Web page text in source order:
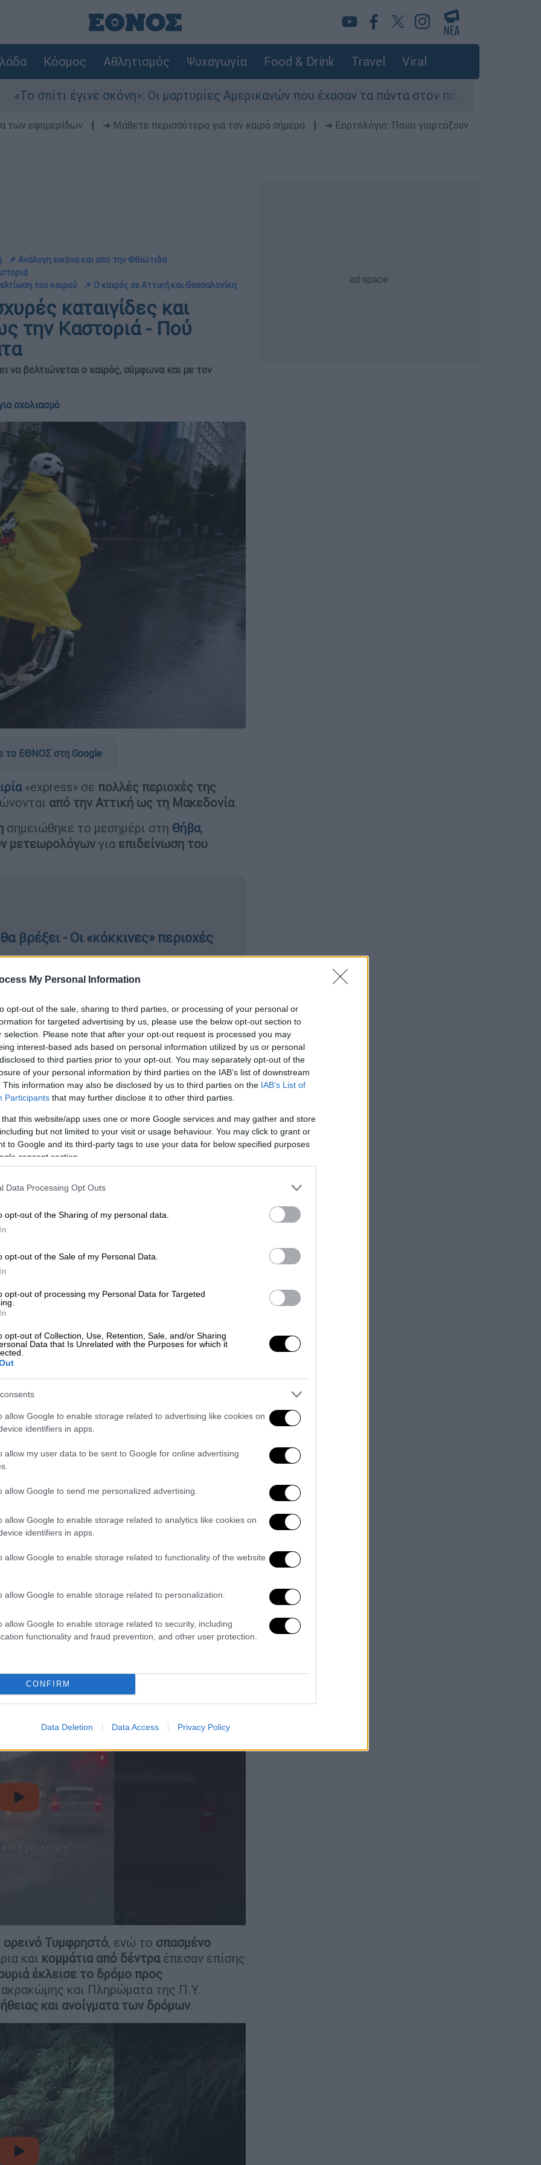
My Personal Information
opt-out of the sale, sharing to third parties, or processing of your personal or
for targeted advertising by us, please use the below opt-out section to
selection. Please note that after your opt-out request is processed you may
interest-based ads based on personal information utilized by us or personal
to third parties prior to your opt-out. You may separately opt-out of the
of your personal information by third parties on the IAB’s list of downstream
This information may also be disclosed by us to third parties on the IAB’s List of
Participants that may further disclose it to other third parties.
that this website/app uses one or more Google services and may gather and store
but not limited to your visit or usage behaviour. You may click to grant or
to Google and its third-party tags to use your data for below specified purposes
consent section.
Data Processing Opt Outs
opt-out of the Sharing of my personal data.
opt-out of the Sale of my Personal Data.
opt-out of processing my Personal Data for Targeted
opt-out of Collection, Use, Retention, Sale, and/or Sharing
Data that Is Unrelated with the Purposes for which it
allow Google to enable storage related to advertising like cookies on
identifiers in apps.
allow my user data to be sent to Google for online advertising
allow Google to send me personalized advertising.
allow Google to enable storage related to analytics like cookies on
identifiers in apps.
allow Google to enable storage related to functionality of the website
allow Google to enable storage related to personalization.
allow Google to enable storage related to security, including
functionality and fraud prevention, and other user protection.
CONFIRM
Data Deletion Data Access Privacy Policy
Κόσμος Αθλητισμός Ψυχαγωγία Food & Drink Travel Viral
σκόνη»: Οι μαρτυρίες Αμερικανών που έχασαν τα πάντα στον πόλεμο του Λιβάνου
των εφημερίδων ➔ Μάθετε περισσότερα για τον καιρό σήμερα
➔ Εορτολόγιο: Ποιοι γιορτάζουν
📌 Ανάλογη εικόνα και από την Φθιώτιδα
του καιρού
📌 Ο καιρός σε Αττική και Θεσσαλονίκη
καταιγίδες και
την Καστοριά - Πού
να βελτιώνεται ο καιρός, σύμφωνα και με τον
σχολιασμό
το ΕΘΝΟΣ στη Google
«express» σε πολλές περιοχές της
από την Αττική ως τη Μακεδονία.
σημειώθηκε το μεσημέρι στη Θήβα,
μετεωρολόγων για επιδείνωση του
βρέξει - Οι «κόκκινες» περιοχές
Πότε έρχονται καταιγίδες και
- Πρόγνωση Μαρουσάκη
εκδηλώθηκαν μέσα σε σύντομο
κεραυνική δραστηριότητα και χαλάζι.
το χαλάζι σε αρκετά σημεία της πόλης,
video
εμφάνισή τους από το μεσημέρι και μετά
κυρίως στα
βόρεια,
τα
Πάρνηθααποτύπωσαν την ένταση των
απόέντονη κεραυνική δραστηριότητα
ριπές ανέμου.
στα πεδινά, σάρωσε το
Δήμο Μακρακώμης
«μπουρίνι» , όπως αναφέρει το
ανέμουςπου προκάλεσανμεγάλες
σε επαρχιακούς δρόμους.
video
ορεινό Τυμφρηστό, ενώ το σπασμένο
και κομμάτια από δέντραέπεσαν επίσης
έκλεισε το δρόμο προς
και Πληρώματα της Π.Υ.
και ανοίγματα των δρόμων.
video